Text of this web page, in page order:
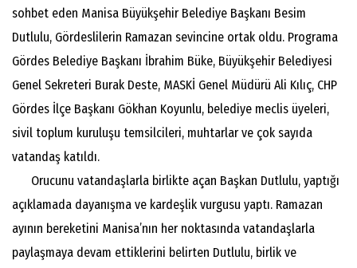
sohbet eden Manisa Büyükşehir Belediye Başkanı Besim
Dutlulu, Gördeslilerin Ramazan sevincine ortak oldu. Programa
Gördes Belediye Başkanı İbrahim Büke, Büyükşehir Belediyesi
Genel Sekreteri Burak Deste, MASKİ Genel Müdürü Ali Kılıç, CHP
Gördes İlçe Başkanı Gökhan Koyunlu, belediye meclis üyeleri,
sivil toplum kuruluşu temsilcileri, muhtarlar ve çok sayıda
vatandaş katıldı.
Orucunu vatandaşlarla birlikte açan Başkan Dutlulu, yaptığı
açıklamada dayanışma ve kardeşlik vurgusu yaptı. Ramazan
ayının bereketini Manisa’nın her noktasında vatandaşlarla
paylaşmaya devam ettiklerini belirten Dutlulu, birlik ve